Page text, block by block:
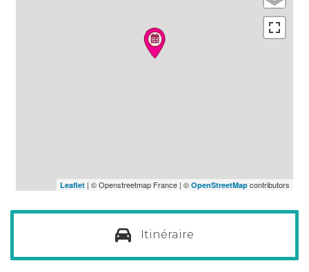
Leaflet | © Openstreetmap France | © OpenStreetMap contributors
Itinéraire